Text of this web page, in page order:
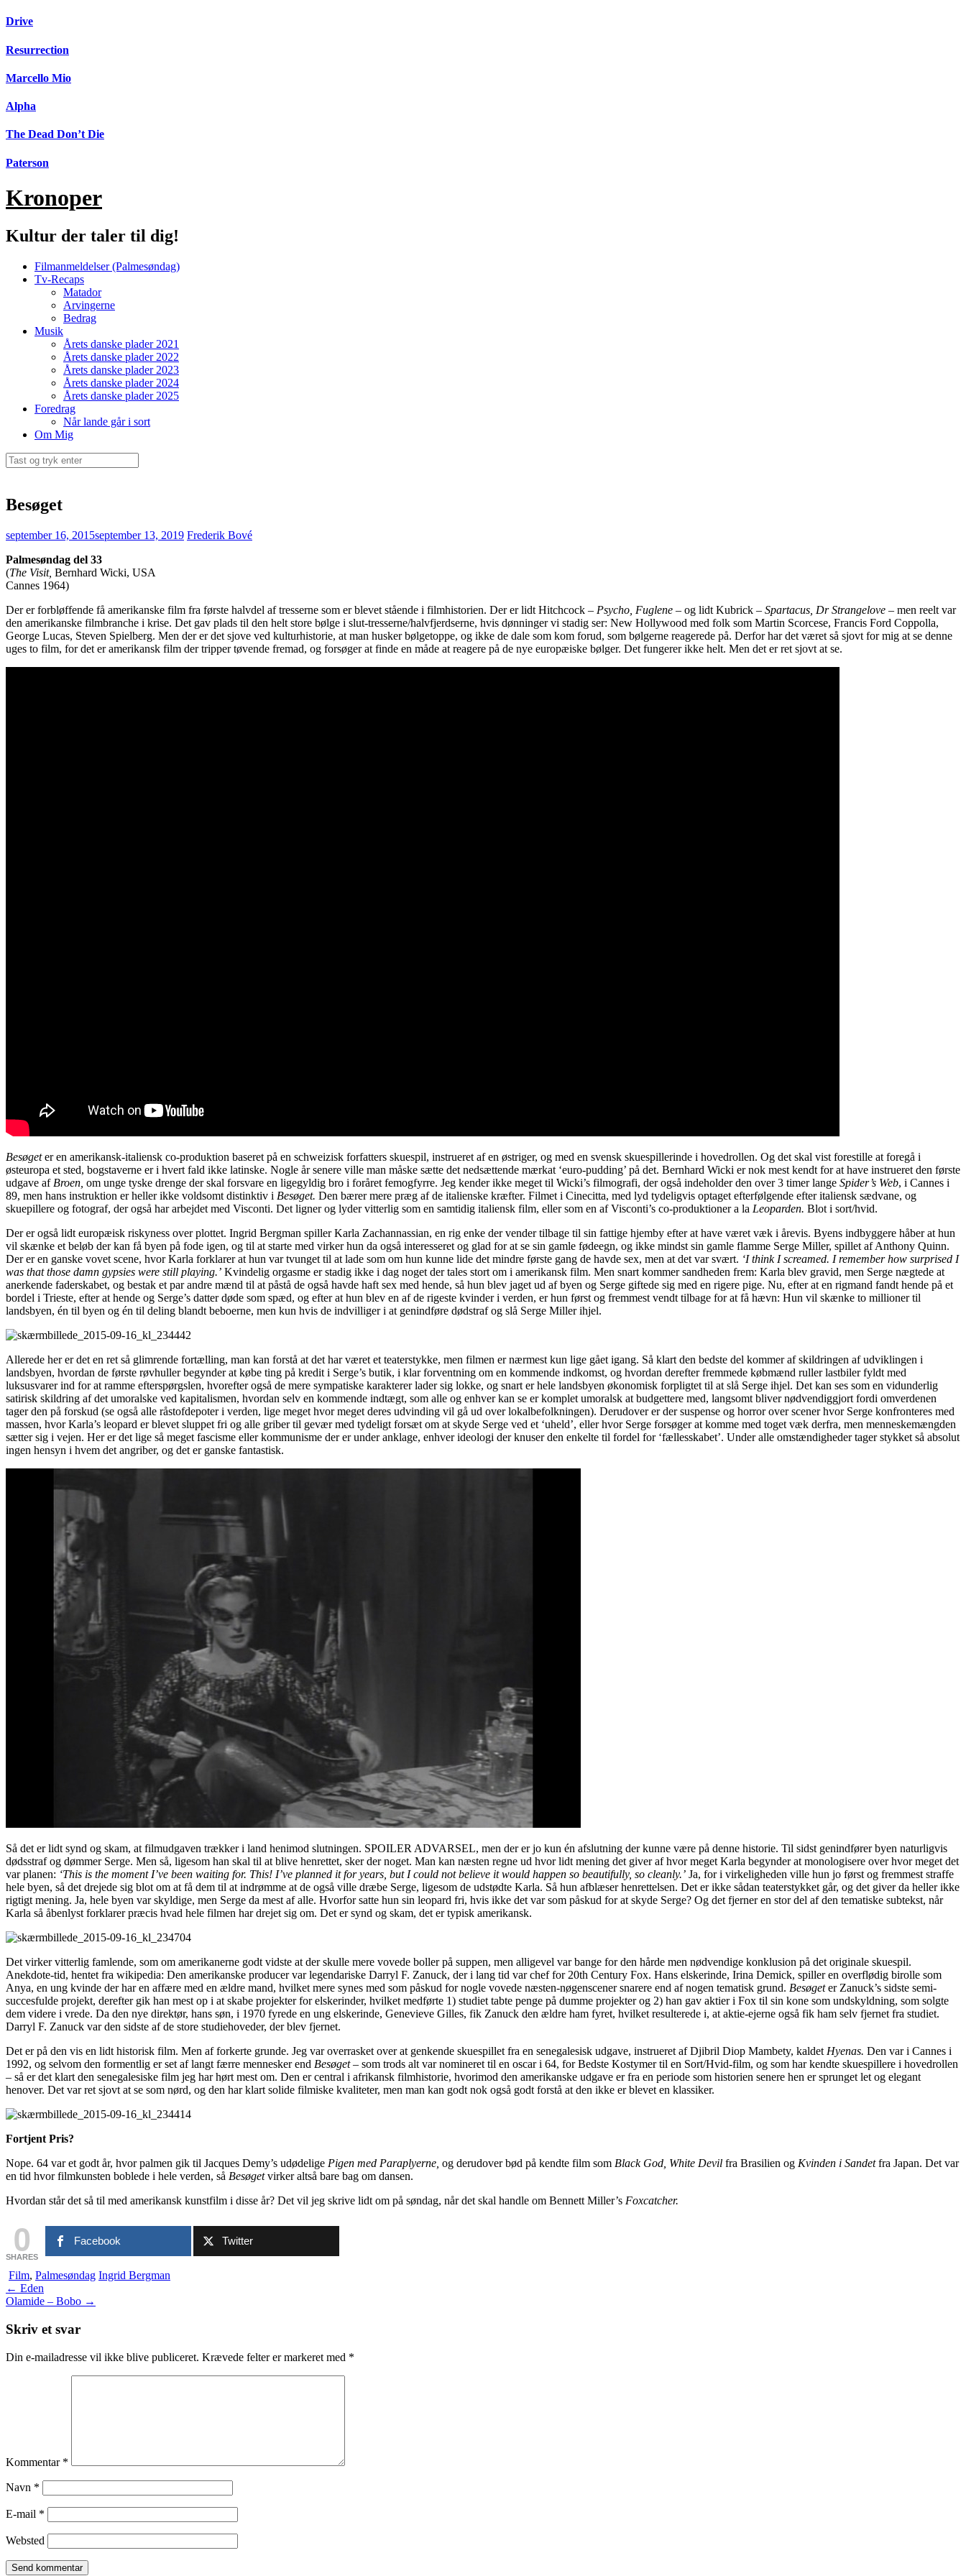
Videre
indhold
Drive
Resurrection
Marcello Mio
Alpha
The Dead Don’t Die
Paterson
Kronoper
Kultur der taler til dig!
Filmanmeldelser (Palmesøndag)
Tv-Recaps
Matador
Arvingerne
Bedrag
Musik
Årets danske plader 2021
Årets danske plader 2022
Årets danske plader 2023
Årets danske plader 2024
Årets danske plader 2025
Foredrag
Når lande går i sort
Om Mig
Søg
efter:
Besøget
september 16, 2015september 13, 2019 Frederik Bové
Palmesøndag del 33
(The Visit, Bernhard Wicki, USA
Cannes 1964)
Der er forbløffende få amerikanske film fra første halvdel af tresserne som er blevet stående i filmhistorien. Der er lidt Hitchcock – Psycho, Fuglene – og lidt Kubrick – Spartacus, Dr Strangelove – men reelt var
den amerikanske filmbranche i krise. Det gav plads til den helt store bølge i slut-tresserne/halvfjerdserne, hvis dønninger vi stadig ser: New Hollywood med folk som Martin Scorcese, Francis Ford Coppolla,
George Lucas, Steven Spielberg. Men der er det sjove ved kulturhistorie, at man husker bølgetoppe, og ikke de dale som kom forud, som bølgerne reagerede på. Derfor har det været så sjovt for mig at se denne
uges to film, for det er amerikansk film der tripper tøvende fremad, og forsøger at finde en måde at reagere på de nye europæiske bølger. Det fungerer ikke helt. Men det er ret sjovt at se.
Besøgeter en amerikansk-italiensk co-produktion baseret på en schweizisk forfatters skuespil, instrueret af en østriger, og med en svensk skuespillerinde i hovedrollen. Og det skal vist forestille at foregå i
østeuropa et sted, bogstaverne er i hvert fald ikke latinske. Nogle år senere ville man måske sætte det nedsættende mærkat ‘euro-pudding’ på det. Bernhard Wicki er nok mest kendt for at have instrueret den første
udgave af Broen, om unge tyske drenge der skal forsvare en ligegyldig bro i foråret femogfyrre. Jeg kender ikke meget til Wicki’s filmografi, der også indeholder den over 3 timer lange Spider’s Web, i Cannes i
89, men hans instruktion er heller ikke voldsomt distinktiv i Besøget. Den bærer mere præg af de italienske kræfter. Filmet i Cinecitta, med lyd tydeligvis optaget efterfølgende efter italiensk sædvane, og
skuepillere og fotograf, der også har arbejdet med Visconti. Det ligner og lyder vitterlig som en samtidig italiensk film, eller som en af Visconti’s co-produktioner a la Leoparden. Blot i sort/hvid.
Der er også lidt europæisk riskyness over plottet. Ingrid Bergman spiller Karla Zachannassian, en rig enke der vender tilbage til sin fattige hjemby efter at have været væk i årevis. Byens indbyggere håber at hun
vil skænke et beløb der kan få byen på fode igen, og til at starte med virker hun da også interesseret og glad for at se sin gamle fødeegn, og ikke mindst sin gamle flamme Serge Miller, spillet af Anthony Quinn.
Der er en ganske vovet scene, hvor Karla forklarer at hun var tvunget til at lade som om hun kunne lide det mindre første gang de havde sex, men at det var svært. ‘I think I screamed. I remember how surprised I
was that those damn gypsies were still playing.’ Kvindelig orgasme er stadig ikke i dag noget der tales stort om i amerikansk film. Men snart kommer sandheden frem: Karla blev gravid, men Serge nægtede at
anerkende faderskabet, og bestak et par andre mænd til at påstå de også havde haft sex med hende, så hun blev jaget ud af byen og Serge giftede sig med en rigere pige. Nu, efter at en rigmand fandt hende på et
bordel i Trieste, efter at hende og Serge’s datter døde som spæd, og efter at hun blev en af de rigeste kvinder i verden, er hun først og fremmest vendt tilbage for at få hævn: Hun vil skænke to millioner til
landsbyen, én til byen og én til deling blandt beboerne, men kun hvis de indvilliger i at genindføre dødstraf og slå Serge Miller ihjel.
Allerede her er det en ret så glimrende fortælling, man kan forstå at det har været et teaterstykke, men filmen er nærmest kun lige gået igang. Så klart den bedste del kommer af skildringen af udviklingen i
landsbyen, hvordan de første røvhuller begynder at købe ting på kredit i Serge’s butik, i klar forventning om en kommende indkomst, og hvordan derefter fremmede købmænd ruller lastbiler fyldt med
luksusvarer ind for at ramme efterspørgslen, hvorefter også de mere sympatiske karakterer lader sig lokke, og snart er hele landsbyen økonomisk forpligtet til at slå Serge ihjel. Det kan ses som en vidunderlig
satirisk skildring af det umoralske ved kapitalismen, hvordan selv en kommende indtægt, som alle og enhver kan se er komplet umoralsk at budgettere med, langsomt bliver nødvendiggjort fordi omverdenen
tager den på forskud (se også alle råstofdepoter i verden, lige meget hvor meget deres udvinding vil gå ud over lokalbefolkningen). Derudover er der suspense og horror over scener hvor Serge konfronteres med
massen, hvor Karla’s leopard er blevet sluppet fri og alle griber til gevær med tydeligt forsæt om at skyde Serge ved et ‘uheld’, eller hvor Serge forsøger at komme med toget væk derfra, men menneskemængden
sætter sig i vejen. Her er det lige så meget fascisme eller kommunisme der er under anklage, enhver ideologi der knuser den enkelte til fordel for ‘fællesskabet’. Under alle omstændigheder tager stykket så absolut
ingen hensyn i hvem det angriber, og det er ganske fantastisk.
Så det er lidt synd og skam, at filmudgaven trækker i land henimod slutningen. SPOILER ADVARSEL, men der er jo kun én afslutning der kunne være på denne historie. Til sidst genindfører byen naturligvis
dødsstraf og dømmer Serge. Men så, ligesom han skal til at blive henrettet, sker der noget. Man kan næsten regne ud hvor lidt mening det giver af hvor meget Karla begynder at monologisere over hvor meget det
var planen: ‘This is the moment I’ve been waiting for. This! I’ve planned it for years, but I could not believe it would happen so beautifully, so cleanly.’ Ja, for i virkeligheden ville hun jo først og fremmest straffe
hele byen, så det drejede sig blot om at få dem til at indrømme at de også ville dræbe Serge, ligesom de udstødte Karla. Så hun afblæser henrettelsen. Det er ikke sådan teaterstykket går, og det giver da heller ikke
rigtigt mening. Ja, hele byen var skyldige, men Serge da mest af alle. Hvorfor satte hun sin leopard fri, hvis ikke det var som påskud for at skyde Serge? Og det fjerner en stor del af den tematiske subtekst, når
Karla så åbenlyst forklarer præcis hvad hele filmen har drejet sig om. Det er synd og skam, det er typisk amerikansk.
Det virker vitterlig famlende, som om amerikanerne godt vidste at der skulle mere vovede boller på suppen, men alligevel var bange for den hårde men nødvendige konklusion på det originale skuespil.
Anekdote-tid, hentet fra wikipedia: Den amerikanske producer var legendariske Darryl F. Zanuck, der i lang tid var chef for 20th Century Fox. Hans elskerinde, Irina Demick, spiller en overflødig birolle som
Anya, en ung kvinde der har en affære med en ældre mand, hvilket mere synes med som påskud for nogle vovede næsten-nøgenscener snarere end af nogen tematisk grund. Besøgeter Zanuck’s sidste semi-
succesfulde projekt, derefter gik han mest op i at skabe projekter for elskerinder, hvilket medførte 1) studiet tabte penge på dumme projekter og 2) han gav aktier i Fox til sin kone som undskyldning, som solgte
dem videre i vrede. Da den nye direktør, hans søn, i 1970 fyrede en ung elskerinde, Genevieve Gilles, fik Zanuck den ældre ham fyret, hvilket resulterede i, at aktie-ejerne også fik ham selv fjernet fra studiet.
Darryl F. Zanuck var den sidste af de store studiehoveder, der blev fjernet.
Det er på den vis en lidt historisk film. Men af forkerte grunde. Jeg var overrasket over at genkende skuespillet fra en senegalesisk udgave, instrueret af Djibril Diop Mambety, kaldet Hyenas. Den var i Cannes i
1992, og selvom den formentlig er set af langt færre mennesker end Besøget– som trods alt var nomineret til en oscar i 64, for Bedste Kostymer til en Sort/Hvid-film, og som har kendte skuespillere i hovedrollen
– så er det klart den senegalesiske film jeg har hørt mest om. Den er central i afrikansk filmhistorie, hvorimod den amerikanske udgave er fra en periode som historien senere hen er sprunget let og elegant
henover. Det var ret sjovt at se som nørd, og den har klart solide filmiske kvaliteter, men man kan godt nok også godt forstå at den ikke er blevet en klassiker.
Fortjent Pris?
Nope. 64 var et godt år, hvor palmen gik til Jacques Demy’s udødelige Pigen med Paraplyerne, og derudover bød på kendte film som Black God, White Devil fra Brasilien og Kvinden i Sandetfra Japan. Det var
en tid hvor filmkunsten boblede i hele verden, så Besøgetvirker altså bare bag om dansen.
Hvordan står det så til med amerikansk kunstfilm i disse år? Det vil jeg skrive lidt om på søndag, når det skal handle om Bennett Miller’s Foxcatcher.
0
SHARES
Facebook Twitter
Film, Palmesøndag Ingrid Bergman
Indlægsnavigation
← Eden
Olamide – Bobo →
Skriv et svar
Din e-mailadresse vil ikke blive publiceret. Krævede felter er markeret med *
Kommentar *
Navn *
E-mail *
Websted